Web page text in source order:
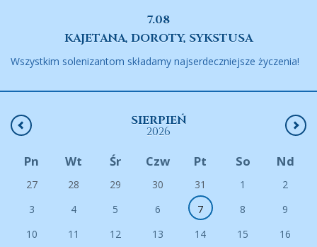
7.08
KAJETANA, DOROTY, SYKSTUSA
Wszystkim solenizantom składamy najserdeczniejsze życzenia!
SIERPIEŃ
2026
Pn Wt Śr Czw Pt So Nd
27 28 29 30 31 1
2
3
4 5 6 7 8
9
10
11 12 13 14 15
16